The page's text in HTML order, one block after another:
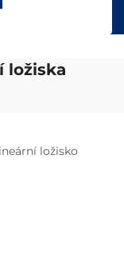
ložiska
ložisko